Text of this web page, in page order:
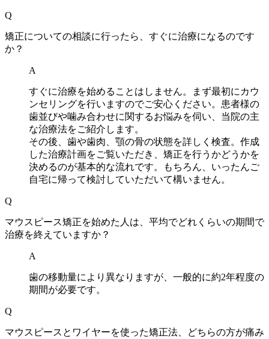
Q
矯正についての相談に行ったら、すぐに治療になるのです
か？
A
すぐに治療を始めることはしません。まず最初にカウ
ンセリングを行いますのでご安心ください。患者様の
歯並びや噛み合わせに関するお悩みを伺い、当院の主
な治療法をご紹介します。
その後、歯や歯肉、顎の骨の状態を詳しく検査。作成
した治療計画をご覧いただき、矯正を行うかどうかを
決めるのが基本的な流れです。もちろん、いったんご
自宅に帰って検討していただいて構いません。
Q
マウスピース矯正を始めた人は、平均でどれくらいの期間で
治療を終えていますか？
A
歯の移動量により異なりますが、一般的に約2年程度の
期間が必要です。
Q
マウスピースとワイヤーを使った矯正法、どちらの方が痛み